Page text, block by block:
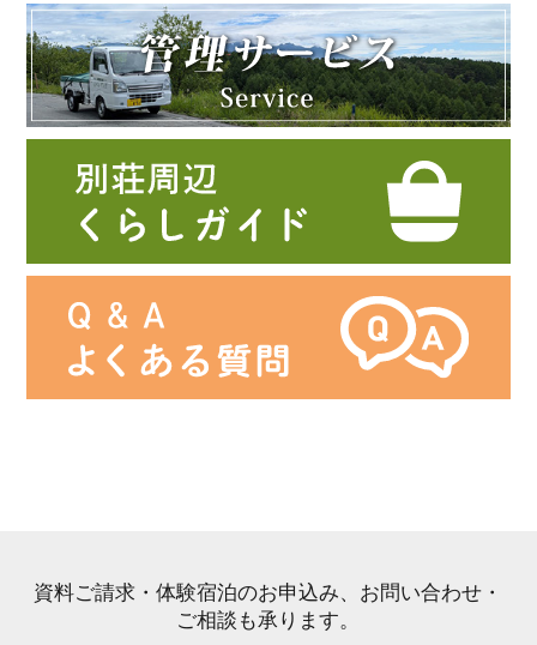
資料ご請求・体験宿泊のお申込み、お問い合わせ・
ご相談も承ります。